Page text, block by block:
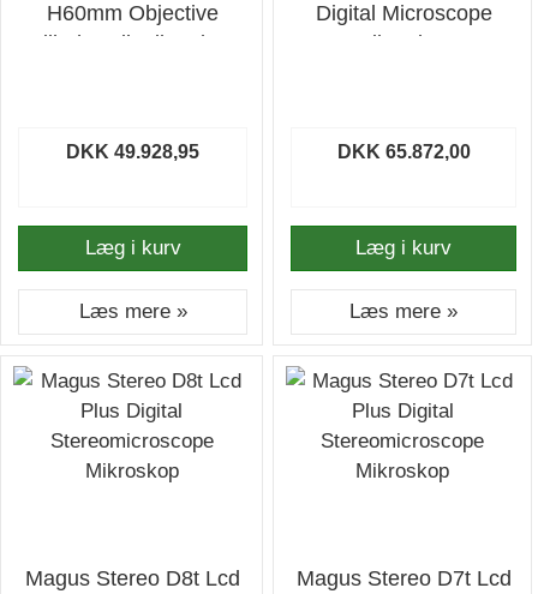
H60mm Objective
Tilbehør til mikroskop
DKK 49.928,95
Læg i kurv
Læs mere »
Digital Microscope
Mikroskop
DKK 65.872,00
Læg i kurv
Læs mere »
Magus Stereo D8t Lcd
Magus Stereo D7t Lcd